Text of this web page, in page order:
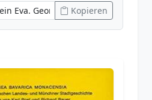
Kopieren